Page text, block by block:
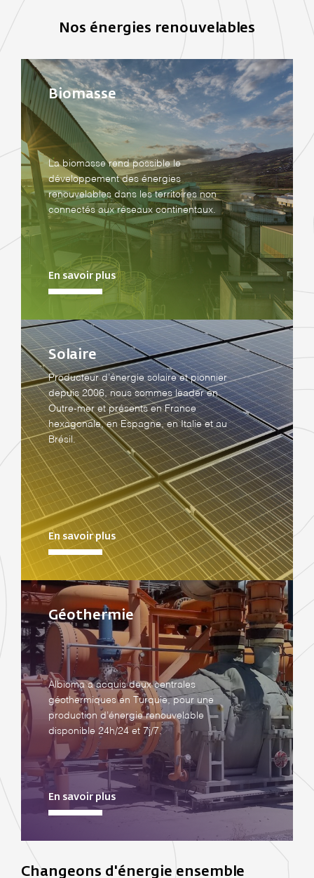
Nos énergies renouvelables
Biomasse
La biomasse rend possible le
développement des énergies
renouvelables dans les territoires non
connectés aux réseaux continentaux.
En savoir plus
Solaire
Producteur d’énergie solaire et pionnier
depuis 2006, nous sommes leader en
Outre-mer et présents en France
hexagonale, en Espagne, en Italie et au
Brésil.
En savoir plus
Géothermie
Albioma a acquis deux centrales
géothermiques en Turquie, pour une
production d’énergie renouvelable
disponible 24h/24 et 7j/7.
En savoir plus
Changeons d'énergie ensemble